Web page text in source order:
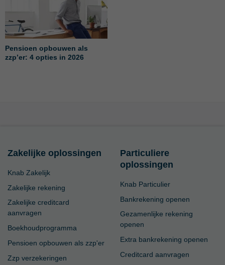
Pensioen opbouwen als
zzp’er: 4 opties in 2026
Zakelijke oplossingen
Knab Zakelijk
Zakelijke rekening
Zakelijke creditcard
aanvragen
Boekhoudprogramma
Pensioen opbouwen als zzp'er
Zzp verzekeringen
Particuliere
oplossingen
Knab Particulier
Bankrekening openen
Gezamenlijke rekening
openen
Extra bankrekening openen
Creditcard aanvragen